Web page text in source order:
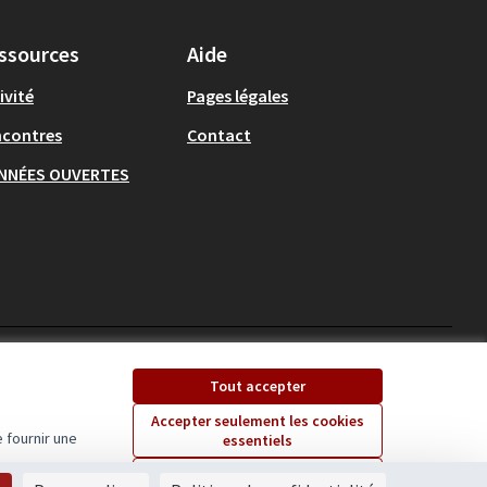
fournir une
Tout accepter
Accepter seulement les cookies
essentiels
OUVERTES
Aide
Pages légales
Contact
(Lien externe)(Lien externe)
Licence Creative
(Lien externe)